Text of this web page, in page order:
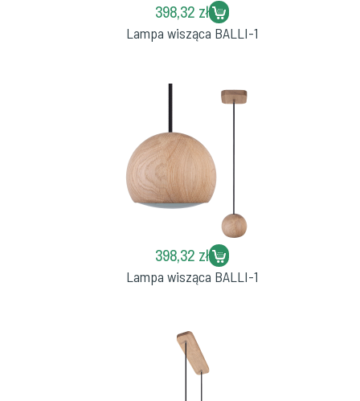
398,32 zł
Lampa wisząca BALLI-1
398,32 zł
Lampa wisząca BALLI-1